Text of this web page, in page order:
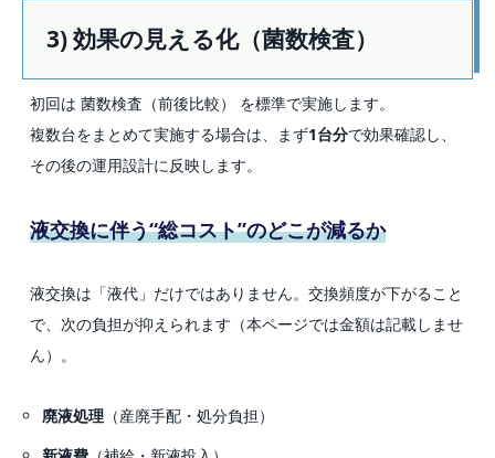
3) 効果の見える化（菌数検査）
初回は 菌数検査（前後比較）
を標準で実施します。
複数台をまとめて実施する場合は、まず1台分で効果確認し、
その後の運用設計に反映します。
液交換に伴う“総コスト”のどこが減るか
液交換は「液代」だけではありません。交換頻度が下がること
で、次の負担が抑えられます（本ページでは金額は記載しませ
ん）。
廃液処理 （産廃手配・処分負担）